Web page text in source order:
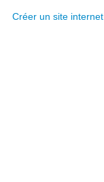
Créer un site internet